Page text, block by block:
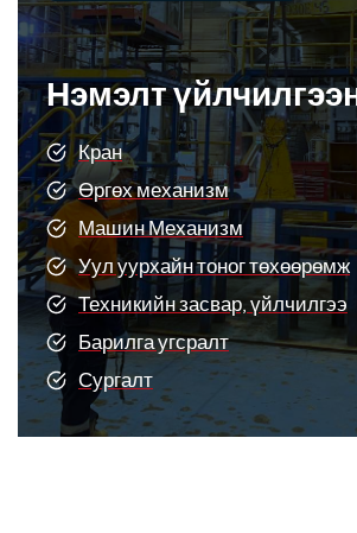
Нэмэлт
Кран
Өргөх механизм
Машин Механизм
Уул уурхайн тоног төхөөрөмж
Техникийн засвар, үйлчилгээ
Барилга угсралт
Сургалт